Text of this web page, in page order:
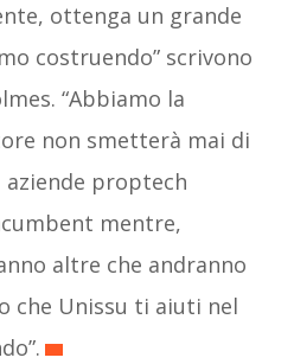
ottenga un grande
costruendo” scrivono
“Abbiamo la
non smetterà mai di
aziende proptech
mentre,
altre che andranno
che Unissu ti aiuti nel